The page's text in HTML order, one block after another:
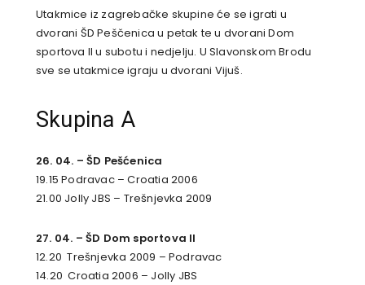
Utakmice iz zagrebačke skupine će se igrati u
dvorani ŠD Peščenica u petak te u dvorani Dom
sportova II u subotu i nedjelju. U Slavonskom Brodu
sve se utakmice igraju u dvorani Vijuš.
Skupina A
26. 04. – ŠD Pešćenica
19.15 Podravac – Croatia 2006
21.00 Jolly JBS – Trešnjevka 2009
27. 04. – ŠD Dom sportova II
12.20 Trešnjevka 2009 – Podravac
14.20 Croatia 2006 – Jolly JBS